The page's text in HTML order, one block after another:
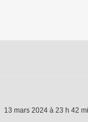
13 mars 2024 à 23 h 42